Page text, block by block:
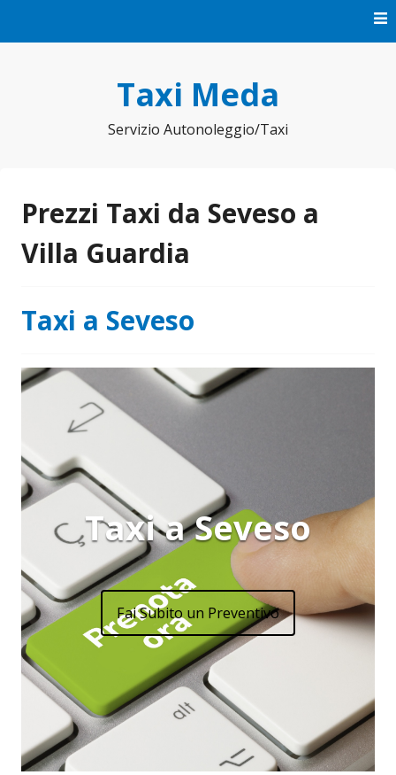
Taxi Meda
Servizio Autonoleggio/Taxi
Prezzi Taxi da Seveso a
Villa Guardia
Taxi a Seveso
Taxi a Seveso
Fai Subito un Preventivo